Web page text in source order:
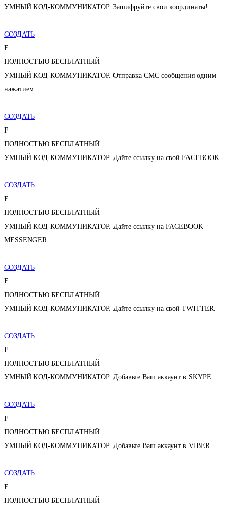
УМНЫЙ КОД-КОММУНИКАТОР. Зашифруйте свои координаты!
СОЗДАТЬ
F
ПОЛНОСТЬЮ БЕСПЛАТНЫЙ
УМНЫЙ КОД-КОММУНИКАТОР. Отправка СМС сообщения одним
нажатием.
СОЗДАТЬ
F
ПОЛНОСТЬЮ БЕСПЛАТНЫЙ
УМНЫЙ КОД-КОММУНИКАТОР. Дайте ссылку на свой FACEBOOK.
СОЗДАТЬ
F
ПОЛНОСТЬЮ БЕСПЛАТНЫЙ
УМНЫЙ КОД-КОММУНИКАТОР. Дайте ссылку на FACEBOOK
MESSENGER.
СОЗДАТЬ
F
ПОЛНОСТЬЮ БЕСПЛАТНЫЙ
УМНЫЙ КОД-КОММУНИКАТОР. Дайте ссылку на свой TWITTER.
СОЗДАТЬ
F
ПОЛНОСТЬЮ БЕСПЛАТНЫЙ
УМНЫЙ КОД-КОММУНИКАТОР. Добавьте Ваш аккаунт в SKYPE.
СОЗДАТЬ
F
ПОЛНОСТЬЮ БЕСПЛАТНЫЙ
УМНЫЙ КОД-КОММУНИКАТОР. Добавьте Ваш аккаунт в VIBER.
СОЗДАТЬ
F
ПОЛНОСТЬЮ БЕСПЛАТНЫЙ